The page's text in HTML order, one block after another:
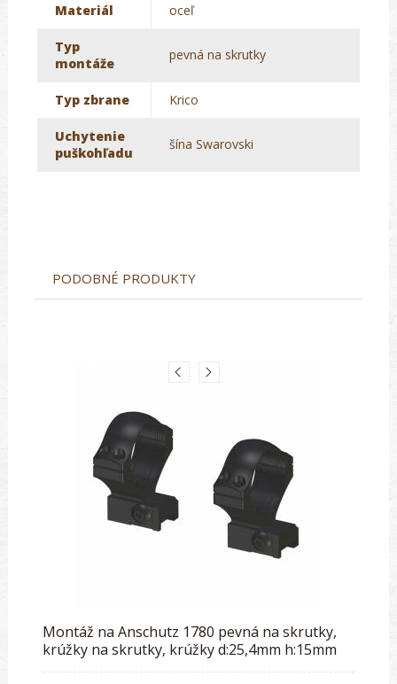
Materiál oceľ
Typ
montáže
pevná na skrutky
Typ zbrane Krico
Uchytenie
puškohľadu
šína Swarovski
PODOBNÉ PRODUKTY
Montáž na Anschutz 1780 pevná na skrutky,
krúžky na skrutky, krúžky d:25,4mm h:15mm